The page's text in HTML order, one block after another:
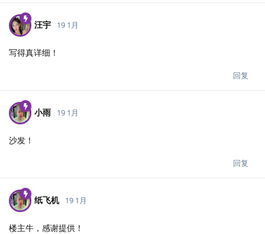
汪宇 19 1月
写得真详细！
回复
小雨 19 1月
沙发！
回复
纸飞机 19 1月
楼主牛，感谢提供！